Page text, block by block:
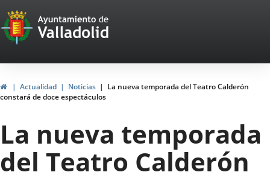
Portal
Web
del
Ayuntamiento
de
Valladolid
HomeActualidad Noticias
La nueva temporada del Teatro Calderón
constará de doce espectáculos
La nueva temporada
del Teatro Calderón